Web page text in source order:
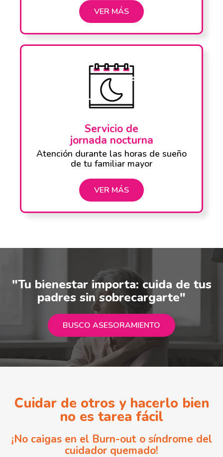
VER MÁS
Servicio de
jornada nocturna
Atención durante las horas de sueño
de tu familiar mayor
VER MÁS
"Tu bienestar importa: cuida de tus
padres sin sobrecargarte"
BUSCO ASESORAMIENTO
Cuidar de otros y hacerlo bien
no es tarea fácil
¡No caigas en el Burn-out o síndrome del
cuidador quemado!